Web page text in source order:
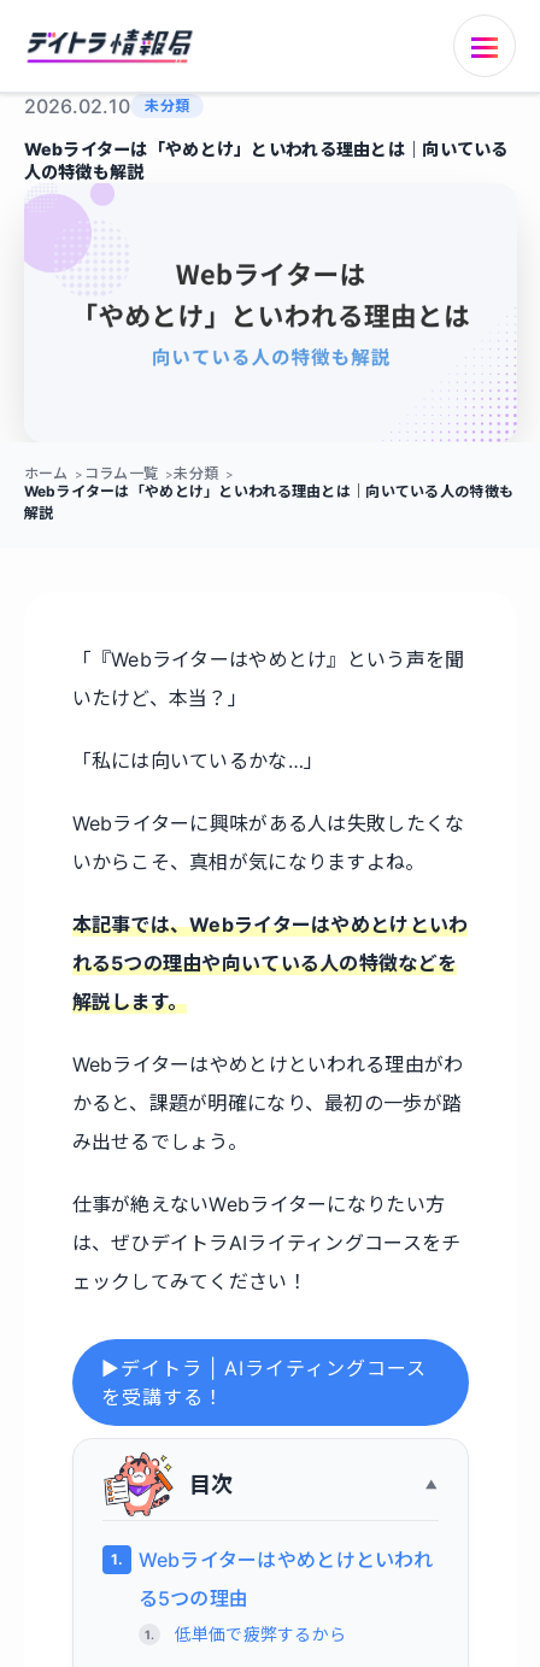
2026.02.10 未分類
Webライターは「やめとけ」といわれる理由とは｜向いている
人の特徴も解説
ホーム コラム一覧
未分類
Webライターは「やめとけ」といわれる理由とは｜向いている人の特徴も
解説
「『Webライターはやめとけ』という声を聞
いたけど、本当？」
「私には向いているかな…」
Webライターに興味がある人は失敗したくな
いからこそ、真相が気になりますよね。
本記事では、Webライターはやめとけといわ
れる5つの理由や向いている人の特徴などを
解説します。
Webライターはやめとけといわれる理由がわ
かると、課題が明確になり、最初の一歩が踏
み出せるでしょう。
仕事が絶えないWebライターになりたい方
は、ぜひデイトラAIライティングコースをチ
ェックしてみてください！
▶デイトラ | AIライティングコース
を受講する！
目次
Webライターはやめとけといわれ
る5つの理由
低単価で疲弊するから